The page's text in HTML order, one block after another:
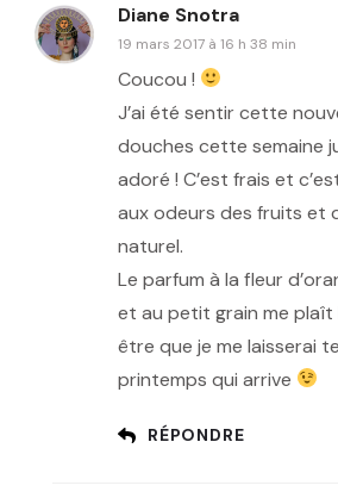
Diane Snotra
19 mars 2017 à 16 h 38 min
Coucou !
J’ai été sentir cette
douches cette semaine
adoré ! C’est frais et
aux odeurs des fruits et
naturel.
Le parfum à la fleur
et au petit grain me plaît
être que je me laisserai
printemps qui arrive
RÉPONDRE